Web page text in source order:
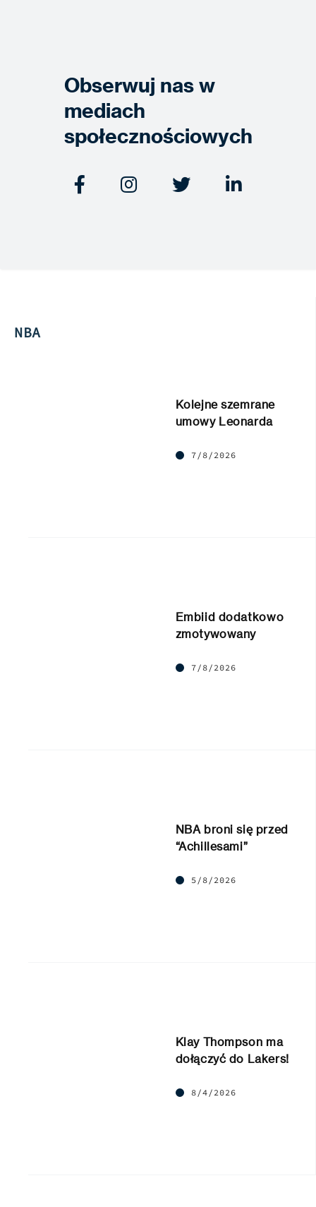
Obserwuj nas w
mediach
społecznościowych
   
NBA
Kolejne szemrane
umowy Leonarda
7/8/2026
Embiid dodatkowo
zmotywowany
7/8/2026
NBA broni się przed
“Achillesami”
5/8/2026
Klay Thompson ma
dołączyć do Lakers!
8/4/2026